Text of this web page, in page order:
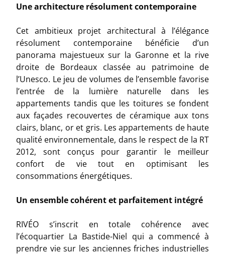
Une architecture résolument contemporaine
Cet ambitieux projet architectural à l’élégance
résolument contemporaine bénéficie d’un
panorama majestueux sur la Garonne et la rive
droite de Bordeaux classée au patrimoine de
l’Unesco. Le jeu de volumes de l’ensemble favorise
l’entrée de la lumière naturelle dans les
appartements tandis que les toitures se fondent
aux façades recouvertes de céramique aux tons
clairs, blanc, or et gris. Les appartements de haute
qualité environnementale, dans le respect de la RT
2012, sont conçus pour garantir le meilleur
confort de vie tout en optimisant les
consommations énergétiques.
Un ensemble cohérent et parfaitement intégré
RIVÉO s’inscrit en totale cohérence avec
l’écoquartier La Bastide-Niel qui a commencé à
prendre vie sur les anciennes friches industrielles